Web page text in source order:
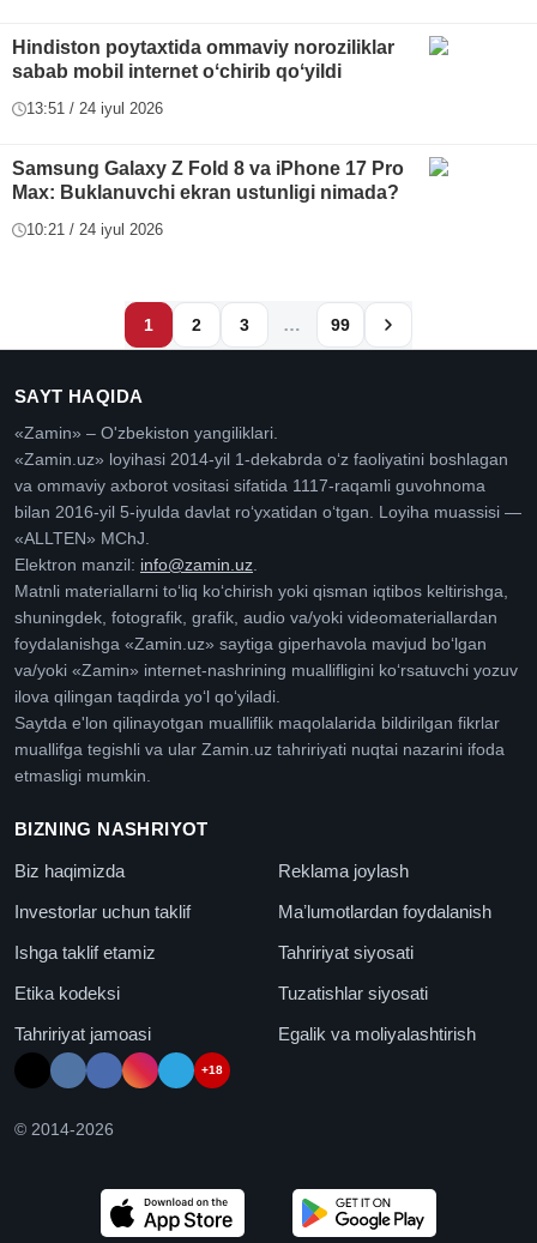
Hindiston poytaxtida ommaviy noroziliklar
sabab mobil internet oʻchirib qoʻyildi
13:51 / 24 iyul 2026
Samsung Galaxy Z Fold 8 va iPhone 17 Pro
Max: Buklanuvchi ekran ustunligi nimada?
10:21 / 24 iyul 2026
1 2 3 … 99
SAYT HAQIDA
«Zamin» – O'zbekiston yangiliklari.
«Zamin.uz» loyihasi 2014-yil 1-dekabrda oʻz faoliyatini boshlagan
va ommaviy axborot vositasi sifatida 1117-raqamli guvohnoma
bilan 2016-yil 5-iyulda davlat roʻyxatidan oʻtgan. Loyiha muassisi —
«ALLTEN» MChJ.
Elektron manzil: info@zamin.uz.
Matnli materiallarni toʻliq koʻchirish yoki qisman iqtibos keltirishga,
shuningdek, fotografik, grafik, audio va/yoki videomateriallardan
foydalanishga «Zamin.uz» saytiga giperhavola mavjud boʻlgan
va/yoki «Zamin» internet-nashrining muallifligini koʻrsatuvchi yozuv
ilova qilingan taqdirda yoʻl qoʻyiladi.
Saytda e'lon qilinayotgan mualliflik maqolalarida bildirilgan fikrlar
muallifga tegishli va ular Zamin.uz tahririyati nuqtai nazarini ifoda
etmasligi mumkin.
BIZNING NASHRIYOT
Biz haqimizda
Reklama joylash
Investorlar uchun taklif
Maʼlumotlardan foydalanish
Ishga taklif etamiz
Tahririyat siyosati
Etika kodeksi
Tuzatishlar siyosati
Tahririyat jamoasi
Egalik va moliyalashtirish
+18
© 2014-2026